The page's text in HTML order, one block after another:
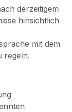
derzeitigem
hinsichtlich
mit dem
regeln.